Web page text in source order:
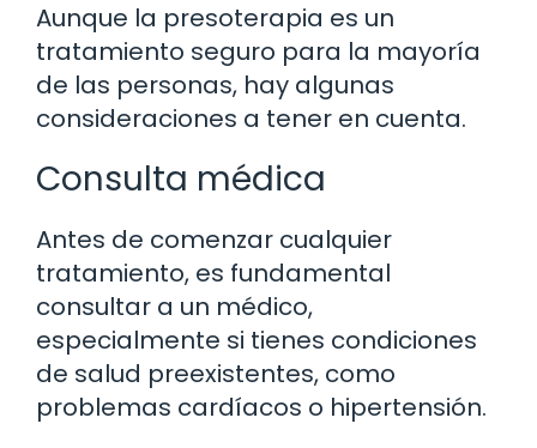
Aunque la presoterapia es un
tratamiento seguro para la mayoría
de las personas, hay algunas
consideraciones a tener en cuenta.
Consulta médica
Antes de comenzar cualquier
tratamiento, es fundamental
consultar a un médico,
especialmente si tienes condiciones
de salud preexistentes, como
problemas cardíacos o hipertensión.